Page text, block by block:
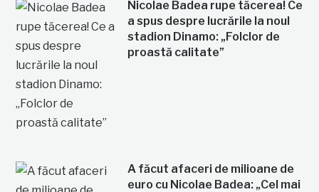
Nicolae Badea rupe tăcerea! Ce
a spus despre lucrările la noul
stadion Dinamo: „Folclor de
proastă calitate”
A făcut afaceri de milioane de
euro cu Nicolae Badea: „Cel mai